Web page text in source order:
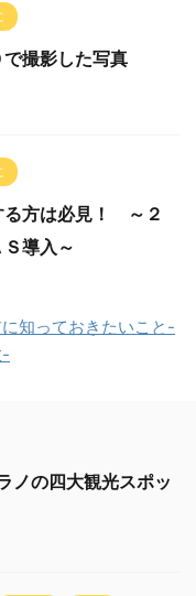
撮影した写真
る方は必見！ ～２
導入～
知っておきたいこと-
の四大観光スポッ